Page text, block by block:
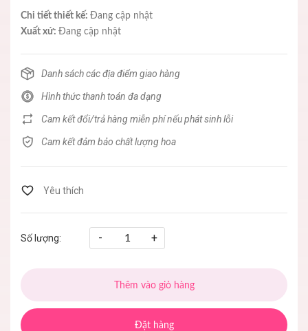
Chi tiết thiết kế: Đang cập nhật
Xuất xứ: Đang cập nhật
Danh sách các địa điểm giao hàng
Hình thức thanh toán đa dạng
Cam kết đổi/trả hàng miễn phí nếu phát sinh lỗi
Cam kết đảm bảo chất lượng hoa
Số lượng: - +
Thêm vào giỏ hàng
Đặt hàng